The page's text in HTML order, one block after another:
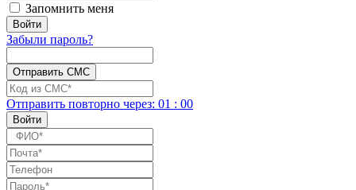
Запомнить меня
Забыли пароль?
Отправить повторно через: 01 : 00